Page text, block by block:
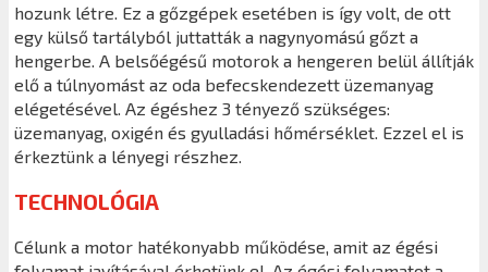
hozunk létre. Ez a gőzgépek esetében is így volt, de ott
egy külső tartályból juttatták a nagynyomású gőzt a
hengerbe. A belsőégésű motorok a hengeren belül állítják
elő a túlnyomást az oda befecskendezett üzemanyag
elégetésével. Az égéshez 3 tényező szükséges:
üzemanyag, oxigén és gyulladási hőmérséklet. Ezzel el is
érkeztünk a lényegi részhez.
TECHNOLÓGIA
Célunk a motor hatékonyabb működése, amit az égési